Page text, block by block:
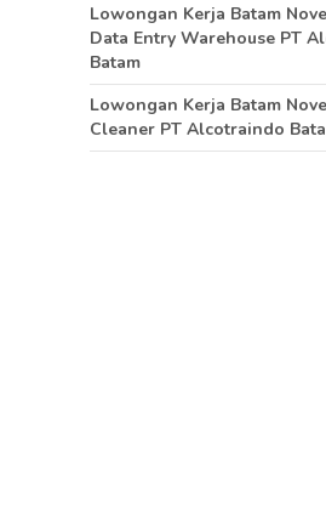
Lowongan Kerja Batam
Data Entry Warehouse PT
Batam
Lowongan Kerja Batam
Cleaner PT Alcotraindo